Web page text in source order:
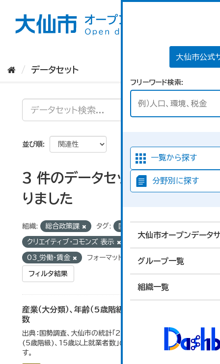
大仙市公式
フリーワード検索
一覧から探す
分野別に探す
大仙市オープンデータ
グループ一覧
組織一覧
データセット
並び順
3 件のデータセットが見つか
りました
組織: 総合政策課 タグ: 国勢調査
クリエイティブ・コモンズ 表示
03_労働・賃金 フォーマット: CSV
フィルタ結果
産業（大分類）、年齢（5歳階級）、15歳以上就業者
数
出典：国勢調査、大仙市の統計「2-7 産業(大分類)、年齢
(5歳階級)、15歳以上就業者数」のデータを参照していま
す。